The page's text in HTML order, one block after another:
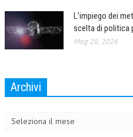
L’impiego dei
scelta di politica
Mag 28, 2026
Archivi